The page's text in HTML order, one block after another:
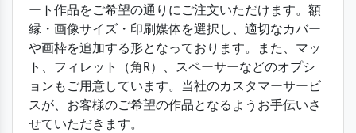
ート作品をご希望の通りにご注文いただけます。額
縁・画像サイズ・印刷媒体を選択し、適切なカバー
や画枠を追加する形となっております。また、マッ
ト、フィレット（角R）、スペーサーなどのオプシ
ョンもご用意しています。当社のカスタマーサービ
スが、お客様のご希望の作品となるようお手伝いさ
せていただきます。